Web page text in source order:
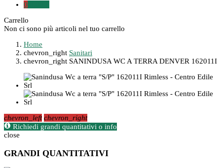
0
Carrello
Non ci sono più articoli nel tuo carrello
Home
chevron_right Sanitari
chevron_right SANINDUSA WC A TERRA DENVER 162011I
chevron_left chevron_right
Richiedi grandi quantitativi o info
close
GRANDI QUANTITATIVI